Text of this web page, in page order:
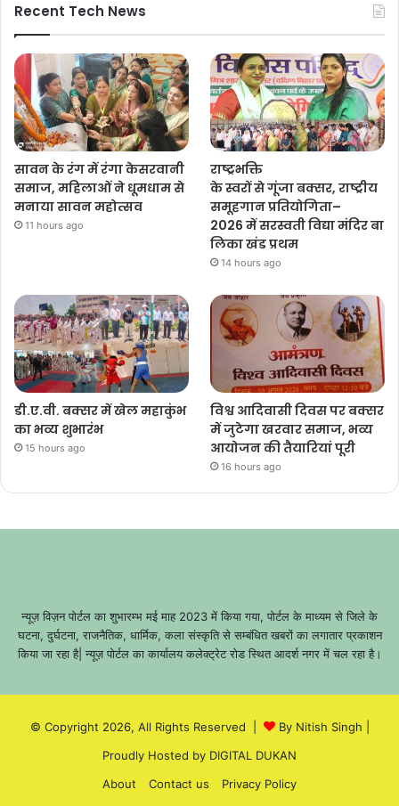
Recent Tech News
सावन के रंग में रंगा केसरवानी
समाज, महिलाओं ने धूमधाम से
मनाया सावन महोत्सव
11 hours ago
राष्ट्रभक्ति
के स्वरों से गूंजा बक्सर, राष्ट्रीय
समूहगान प्रतियोगिता–
2026 में सरस्वती विद्या मंदिर बा
लिका खंड प्रथम
14 hours ago
डी.ए.वी. बक्सर में खेल महाकुंभ
का भव्य शुभारंभ
15 hours ago
विश्व आदिवासी दिवस पर बक्सर
में जुटेगा खरवार समाज, भव्य
आयोजन की तैयारियां पूरी
16 hours ago
न्यूज़ विज़न पोर्टल का शुभारम्भ मई माह 2023 में किया गया, पोर्टल के माध्यम से जिले के
घटना, दुर्घटना, राजनैतिक, धार्मिक, कला संस्कृति से सम्बंधित खबरों का लगातार प्रकाशन
किया जा रहा है| न्यूज़ पोर्टल का कार्यालय कलेक्ट्रेट रोड स्थित आदर्श नगर में चल रहा है।
© Copyright 2026, All Rights Reserved | By Nitish Singh
Proudly Hosted by DIGITAL DUKAN
About
Contact us Privacy Policy